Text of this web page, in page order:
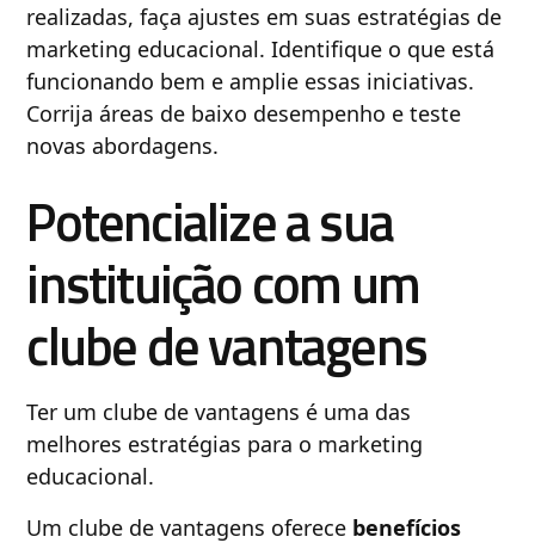
realizadas, faça ajustes em suas estratégias de
marketing educacional. Identifique o que está
funcionando bem e amplie essas iniciativas.
Corrija áreas de baixo desempenho e teste
novas abordagens.
Potencialize a sua
instituição com um
clube de vantagens
Ter um clube de vantagens é uma das
melhores estratégias para o marketing
educacional.
Um clube de vantagens oferece benefícios